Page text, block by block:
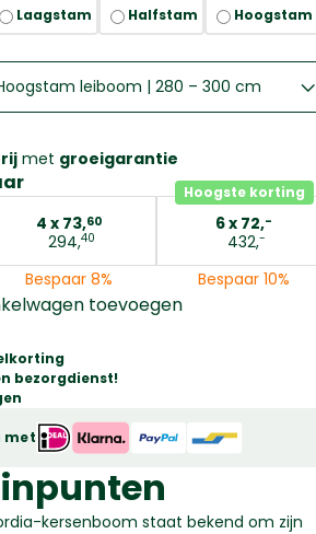
Laagstam Halfstam Hoogstam
leiboom | 280 – 300 cm
Hoogstam leiboom | 280 – 300 cm
Prunus avium ‘Kordia’ | Halfstam leiboom | 220 – 240 cm
met groeigarantie
4 x73,60
294,40
Bespaar 8%
Hoogste korting
6 x 72,-
432,-
Bespaar 10%
toevoegen
bezorgdienst!
met
kersenboom staat bekend om zijn